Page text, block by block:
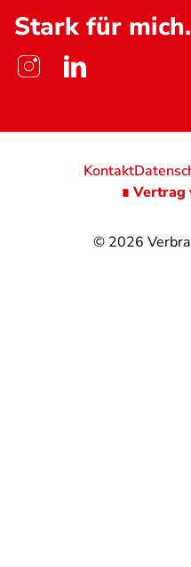
Stark für mich.
© 2026
Kontakt
∎